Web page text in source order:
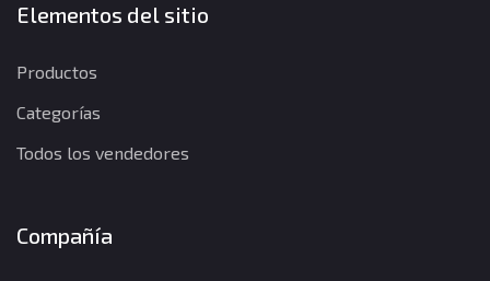
Elementos del sitio
Productos
Categorías
Todos los vendedores
Compañía